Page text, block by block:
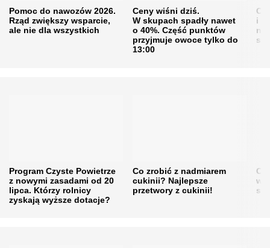
Pomoc do nawozów 2026.
Rząd zwiększy wsparcie,
ale nie dla wszystkich
Ceny wiśni dziś.
W skupach spadły nawet
o 40%. Część punktów
przyjmuje owoce tylko do
13:00
i
Program Czyste Powietrze
z nowymi zasadami od 20
lipca. Którzy rolnicy
zyskają wyższe dotacje?
Co zrobić z nadmiarem
cukinii? Najlepsze
przetwory z cukinii!
w